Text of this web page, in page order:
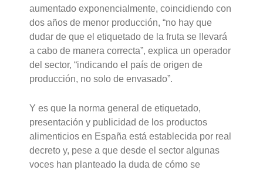
aumentado exponencialmente, coincidiendo con
dos años de menor producción, “no hay que
dudar de que el etiquetado de la fruta se llevará
a cabo de manera correcta”, explica un operador
del sector, “indicando el país de origen de
producción, no solo de envasado”.
Y es que la norma general de etiquetado,
presentación y publicidad de los productos
alimenticios en España está establecida por real
decreto y, pese a que desde el sector algunas
voces han planteado la duda de cómo se